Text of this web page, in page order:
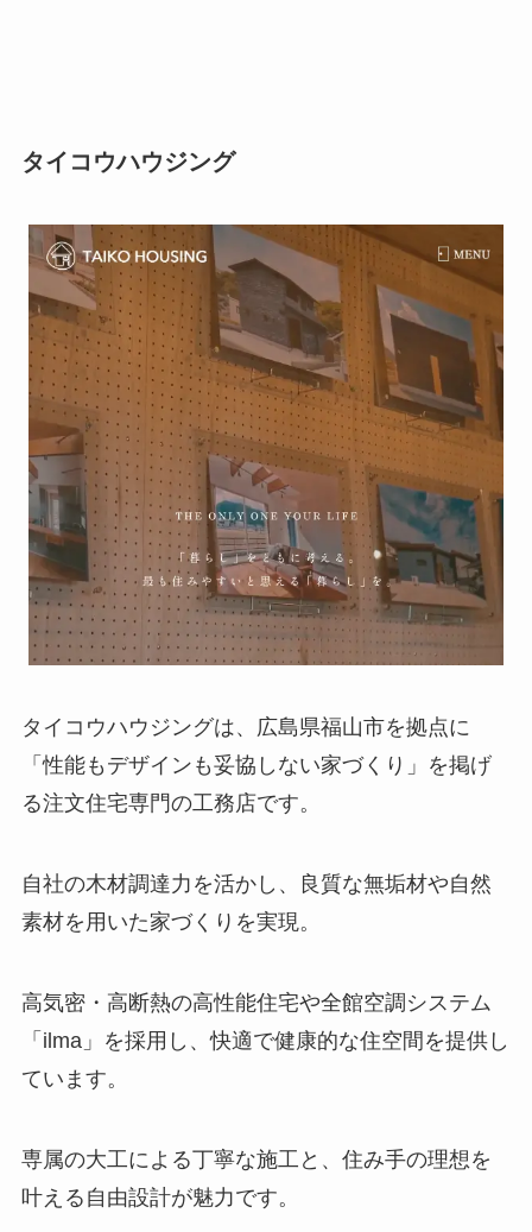
タイコウハウジング
タイコウハウジングは、広島県福山市を拠点に
「性能もデザインも妥協しない家づくり」を掲げ
る注文住宅専門の工務店です。
自社の木材調達力を活かし、良質な無垢材や自然
素材を用いた家づくりを実現。
高気密・高断熱の高性能住宅や全館空調システム
「ilma」を採用し、快適で健康的な住空間を提供し
ています。
専属の大工による丁寧な施工と、住み手の理想を
叶える自由設計が魅力です。